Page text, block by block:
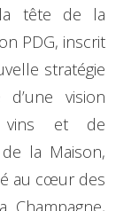
tête de la
PDG, inscrit
stratégie
vision
vins et de
la Maison,
au cœur des